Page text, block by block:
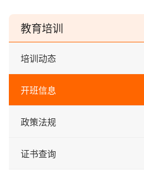
教育培训
培训动态
开班信息
政策法规
证书查询